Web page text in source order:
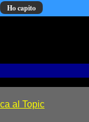
al Topic
Ho capito